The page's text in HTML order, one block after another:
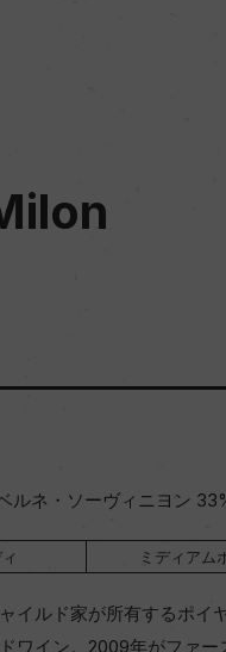
ルネ・ソーヴィニヨン
ミディアム
イルド家が所有するポイ
ワイン。2009年がファー